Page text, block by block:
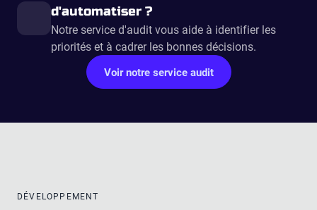
d'automatiser ?
Notre service d'audit vous aide à identifier les
priorités et à cadrer les bonnes décisions.
Voir notre service audit
DÉVELOPPEMENT